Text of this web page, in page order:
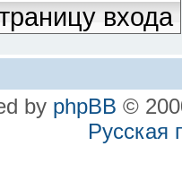
входа
by phpBB ©
Русская